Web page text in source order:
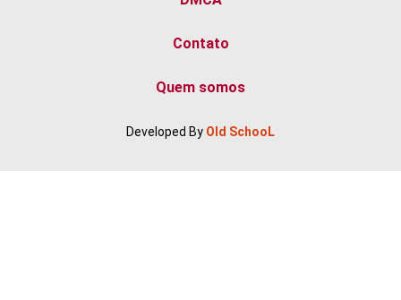
Quem somos
Contato
Developed By Old SchooL